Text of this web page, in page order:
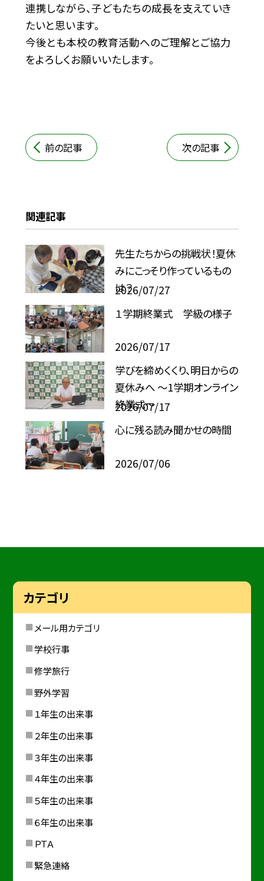
連携しながら、子どもたちの成長を支えていき
たいと思います。
今後とも本校の教育活動へのご理解とご協力
をよろしくお願いいたします。
前の記事 次の記事
関連記事
先生たちからの挑戦状！夏休
みにこっそり作っているもの
は？
2026/07/27
１学期終業式 学級の様子
2026/07/17
学びを締めくくり、明日からの
夏休みへ ～1学期オンライン
終業式～
2026/07/17
心に残る読み聞かせの時間
2026/07/06
カテゴリ
メール用カテゴリ
学校行事
修学旅行
野外学習
１年生の出来事
２年生の出来事
３年生の出来事
４年生の出来事
５年生の出来事
６年生の出来事
ＰＴＡ
緊急連絡